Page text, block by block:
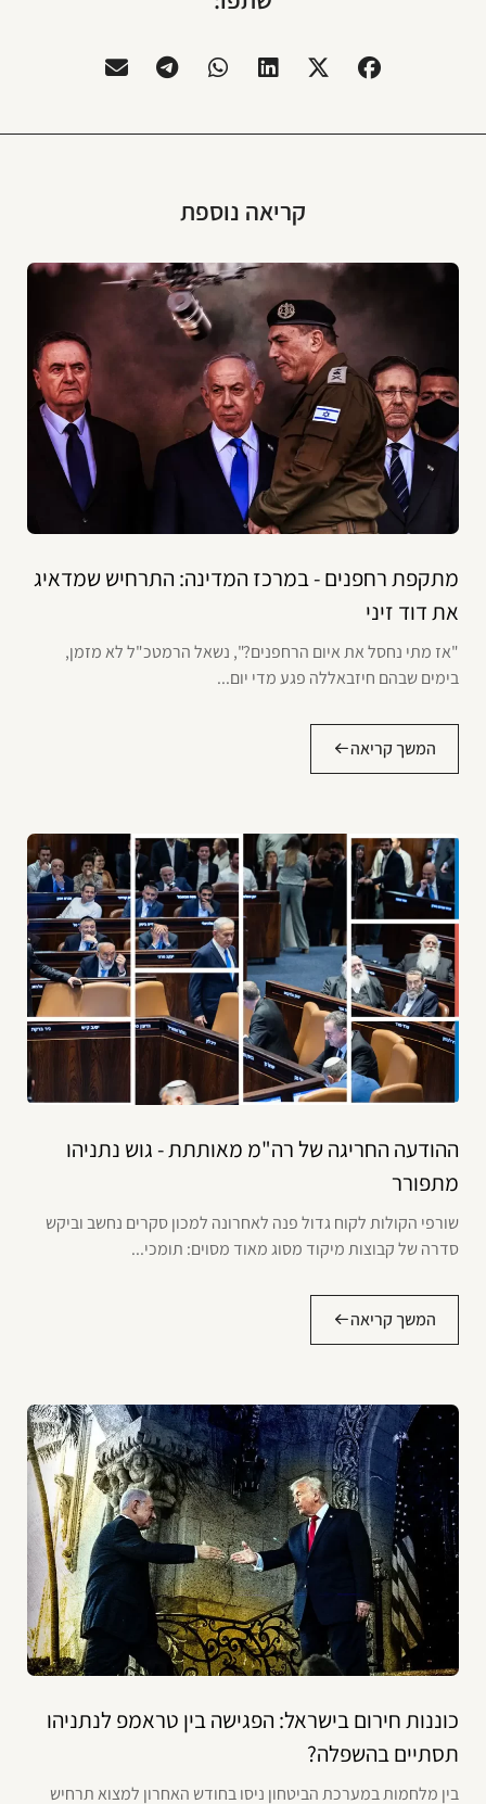
קריאה נוספת
מתקפת רחפנים - במרכז המדינה: התרחיש שמדאיג
את דוד זיני
"אז מתי נחסל את איום הרחפנים?", נשאל הרמטכ"ל לא מזמן,
בימים שבהם חיזבאללה פגע מדי יום...
המשך קריאה
ההודעה החריגה של רה"מ מאותתת - גוש נתניהו
מתפורר
שורפי הקולות לקוח גדול פנה לאחרונה למכון סקרים נחשב וביקש
סדרה של קבוצות מיקוד מסוג מאוד מסוים: תומכי...
המשך קריאה
כוננות חירום בישראל: הפגישה בין טראמפ לנתניהו
תסתיים בהשפלה?
בין מלחמות במערכת הביטחון ניסו בחודש האחרון למצוא תרחיש